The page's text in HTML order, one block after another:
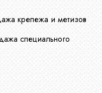
крепежа и метизов
специального